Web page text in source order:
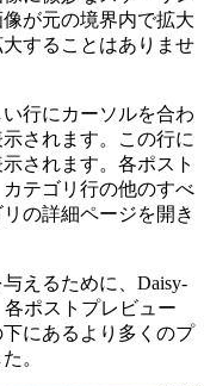
提供するために、カ
に微妙なスケーリン
することはありませ
行にカーソルを合わ
されます。この行に
されます。各ポスト
の詳細ページを開き
えるために、Daisy-